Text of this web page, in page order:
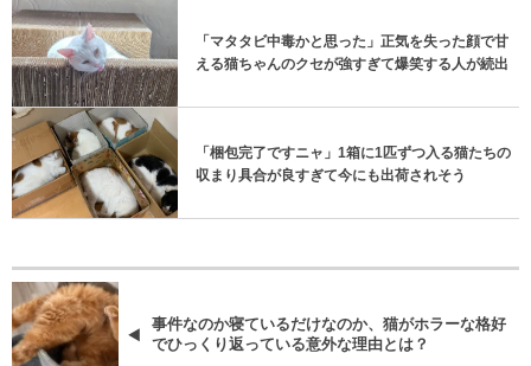
「マタタビ中毒かと思った」正気を失った顔で甘
える猫ちゃんのクセが強すぎて爆笑する人が続出
「梱包完了ですニャ」1箱に1匹ずつ入る猫たちの
収まり具合が良すぎて今にも出荷されそう
事件なのか寝ているだけなのか、猫がホラーな格好
でひっくり返っている意外な理由とは？